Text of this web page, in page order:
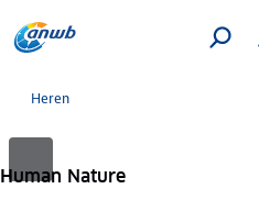
Heren
Human Nature